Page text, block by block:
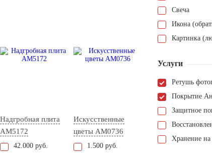
Надгробная плита
AM5172
42.000 руб.
Искусственные
цветы AM0736
1.500 руб.
Свеча
Икона
Картинка
Услуги
Ретушь
Покрытие
Защитное
Хранение на